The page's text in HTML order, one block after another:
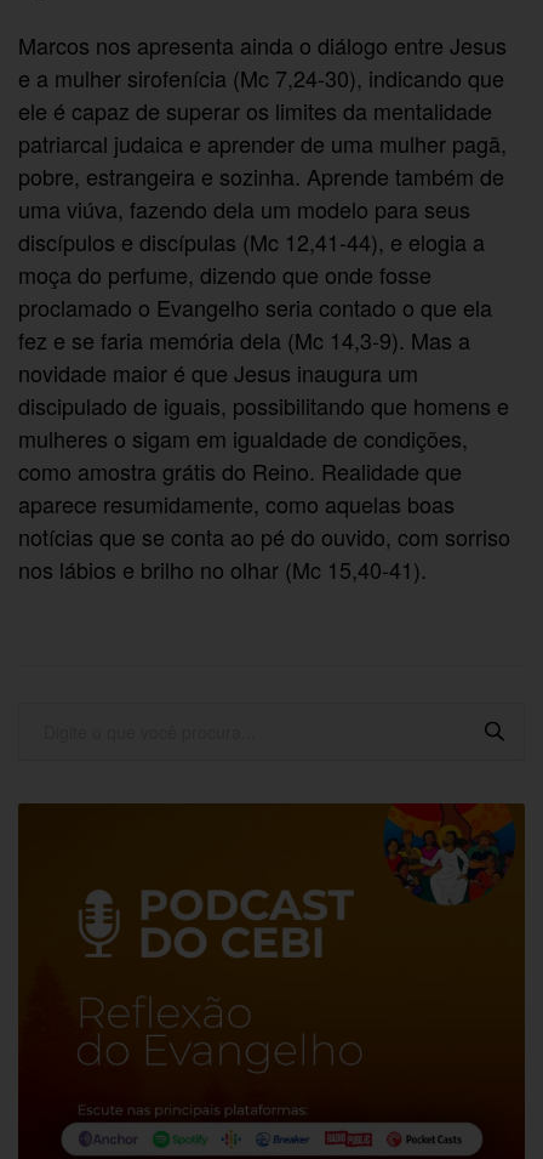
Marcos nos apresenta ainda o diálogo entre Jesus
e a mulher sirofenícia (Mc 7,24-30), indicando que
ele é capaz de superar os limites da mentalidade
patriarcal judaica e aprender de uma mulher pagã,
pobre, estrangeira e sozinha. Aprende também de
uma viúva, fazendo dela um modelo para seus
discípulos e discípulas (Mc 12,41-44), e elogia a
moça do perfume, dizendo que onde fosse
proclamado o Evangelho seria contado o que ela
fez e se faria memória dela (Mc 14,3-9). Mas a
novidade maior é que Jesus inaugura um
discipulado de iguais, possibilitando que homens e
mulheres o sigam em igualdade de condições,
como amostra grátis do Reino. Realidade que
aparece resumidamente, como aquelas boas
notícias que se conta ao pé do ouvido, com sorriso
nos lábios e brilho no olhar (Mc 15,40-41).